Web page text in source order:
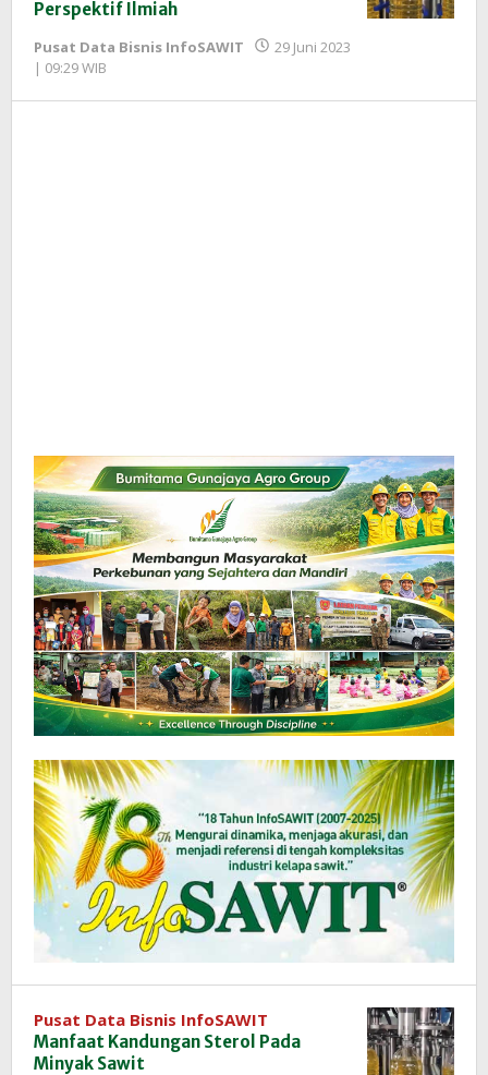
Perspektif Ilmiah
Pusat Data Bisnis InfoSAWIT
29 Juni 2023
| 09:29 WIB
InfoSAWIT
Pusat Data Bisnis InfoSAWIT
Manfaat Kandungan Sterol Pada
Minyak Sawit